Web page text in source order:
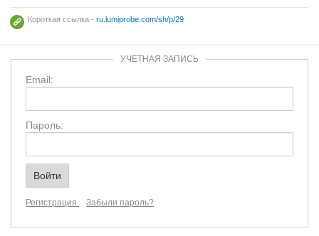
Короткая ссылка - ru.lumiprobe.com/sh/p/29
УЧЕТНАЯ ЗАПИСЬ
Email:
Пароль:
Регистрация Забыли пароль?